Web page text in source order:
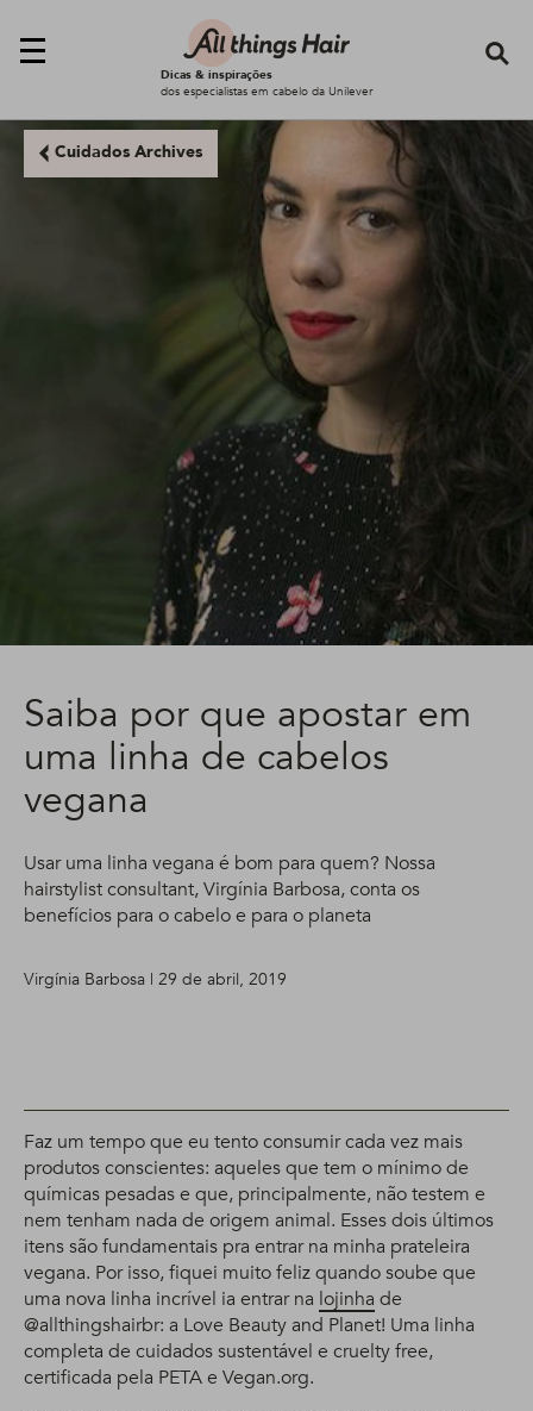
Dicas & inspirações
dos especialistas em cabelo da Unilever
Cuidados Archives
Saiba por que apostar em
uma linha de cabelos
vegana
Usar uma linha vegana é bom para quem? Nossa
hairstylist consultant, Virgínia Barbosa, conta os
benefícios para o cabelo e para o planeta
Virgínia Barbosa | 29 de abril, 2019
Faz um tempo que eu tento consumir cada vez mais
produtos conscientes: aqueles que tem o mínimo de
químicas pesadas e que, principalmente, não testem e
nem tenham nada de origem animal. Esses dois últimos
itens são fundamentais pra entrar na minha prateleira
vegana. Por isso, fiquei muito feliz quando soube que
uma nova linha incrível ia entrar na lojinha de
@allthingshairbr: a Love Beauty and Planet! Uma linha
completa de cuidados sustentável e cruelty free,
certificada pela PETA e Vegan.org.